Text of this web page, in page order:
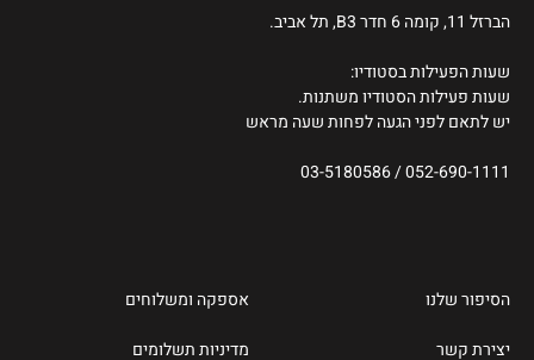
הברזל 11, קומה 6 חדר B3, תל אביב.
שעות הפעילות בסטודיו:
שעות פעילות הסטודיו משתנות.
יש לתאם לפני הגעה לפחות שעה מראש
052-690-1111
/
03-5180586
הסיפור שלנו
יצירת קשר
אספקה ומשלוחים
מדיניות תשלומים